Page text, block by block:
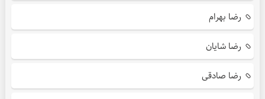
رضا بهرام
رضا شایان
رضا صادقی